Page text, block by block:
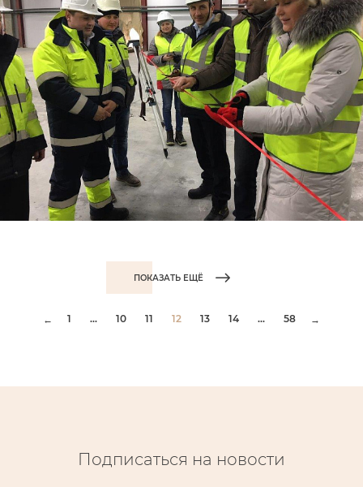
ПОКАЗАТЬ ЕЩЁ
← 1 ... 10 11 12 13 14 ... 58 →
Подписаться на новости